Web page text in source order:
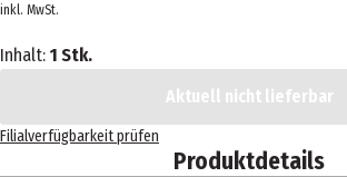
inkl. MwSt.
Inhalt: 1 Stk.
Aktuell nicht lieferbar
Filialverfügbarkeit prüfen
Produktdetails